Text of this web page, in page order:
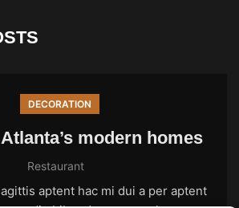
DECORATION
modern homes
Restaurant
aptent hac mi dui a per aptent